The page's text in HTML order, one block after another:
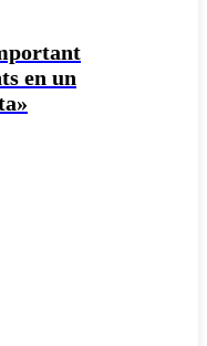
en un